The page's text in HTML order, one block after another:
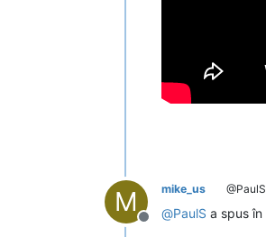
M
Deconectat
mike_us @PaulS
@PaulS a spus în